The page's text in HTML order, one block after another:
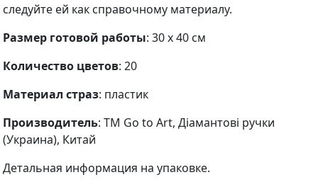
следуйте ей как справочному материалу.
Размер готовой работы: 30 х 40 см
Количество цветов: 20
Материал страз: пластик
Производитель: ТМ Go to Art, Діамантові ручки
(Украина), Китай
Детальная информация на упаковке.